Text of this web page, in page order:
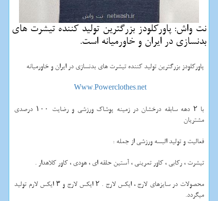
نت واش: پاوركلودز بزرگترین تولید كننده تیشرت های
بدنسازی در ایران و خاورمیانه است.
پاورکلودز بزرگترین تولید کننده تیشرت های بدنسازی در ایران و خاورمیانه
Www.Powerclothes.net
با ۲ دهه سابقه درخشان در زمینه پوشاک ورزشی و رضایت ۱۰۰ درصدی
مشتریان
فعالیت و تولید البسه ورزشی از جمله :
تیشرت ، رکابی ، کاور تمرینی ، آستین حلقه ای ، هودی ، کاور کلاهدار .
محصولات در سایزهای لارج ، ایکس لارج . ۲ ایکس لارج و ۳ ایکس لارم تولید
میگردد.